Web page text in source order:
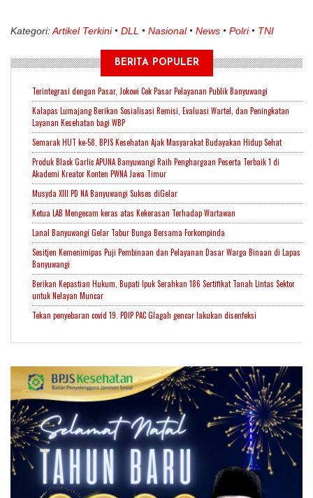
Kategori:Artikel Terkini DLL Nasional News Polri TNI
BERITA POPULER
Terintegrasi dengan Pasar, Jokowi Cek Pasar Pelayanan Publik Banyuwangi
Kalapas Lumajang Berikan Sosialisasi Remisi, Evaluasi Wartel, dan Peningkatan
Layanan Kesehatan bagi WBP
Semarak HUT ke-58, BPJS Kesehatan Ajak Masyarakat Budayakan Hidup Sehat
Produk Black Garlic APUNA Banyuwangi Raih Penghargaan Peserta Terbaik 1 di
Akademi Kreator Konten PWNA Jawa Timur
Musyda XIII PD NA Banyuwangi Sukses diGelar
Ketua LAB Mengecam keras atas Kekerasan Terhadap Wartawan
Lanal Banyuwangi Gelar Tabur Bunga Bersama Forkompinda
Sesitjen Kemenimipas Puji Pembinaan dan Pelayanan Dasar Warga Binaan di Lapas
Banyuwangi
Berikan Kepastian Hukum, Bupati Ipuk Serahkan 186 Sertifikat Tanah Lintas Sektor
untuk Nelayan Muncar
Tekan penyebaran covid 19. PDIP PAC Glagah gencar lakukan disenfeksi